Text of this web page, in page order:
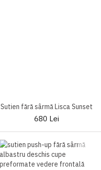
Sutien fără sârmă Lisca Sunset
680 Lei